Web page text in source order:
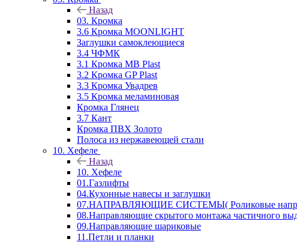
Назад
03. Кромка
3.6 Кромка MOONLIGHT
Заглушки самоклеющиеся
3.4 ЧФМК
3.1 Кромка MB Plast
3.2 Кромка GP Plast
3.3 Кромка Увадрев
3.5 Кромка меламиновая
Кромка Глянец
3.7 Кант
Кромка ПВХ Золото
Полоса из нержавеющей стали
10. Хефеле
Назад
10. Хефеле
01.Газлифты
04.Кухонные навесы и заглушки
07.НАПРАВЛЯЮЩИЕ СИСТЕМЫ( Роликовые
08.Направляющие скрытого монтажа частичного
09.Направляющие шариковые
11.Петли и планки